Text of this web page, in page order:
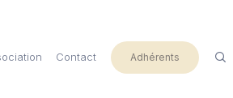
Adhérents
Contact